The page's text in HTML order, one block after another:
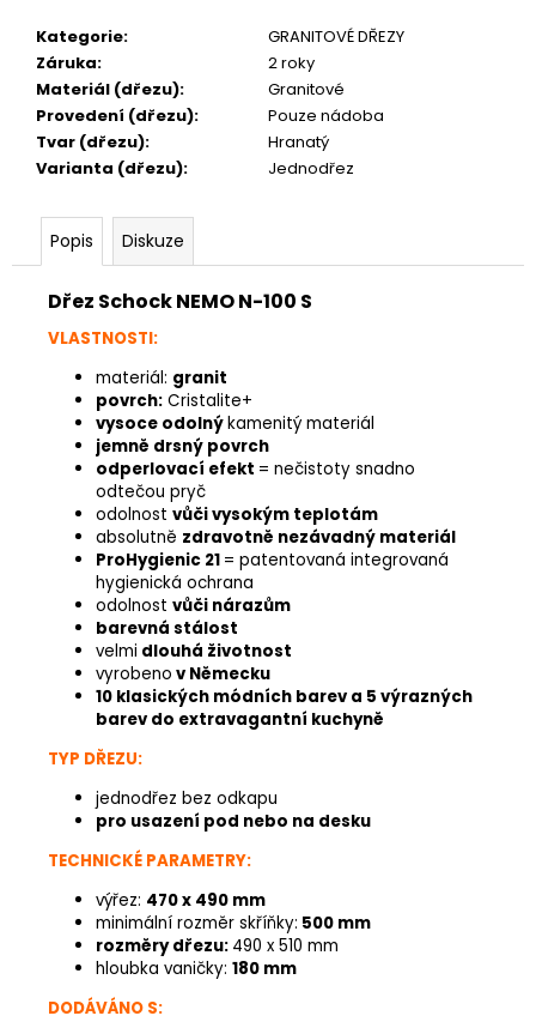
Kategorie:
GRANITOVÉ DŘEZY
Záruka:
2 roky
Materiál (dřezu):
Granitové
Provedení (dřezu):
Pouze nádoba
Tvar (dřezu):
Hranatý
Varianta (dřezu): Jednodřez
Popis Diskuze
Dřez Schock NEMO N-100 S
VLASTNOSTI:
materiál: granit
povrch: Cristalite+
vysoce odolnýkamenitý materiál
jemně drsný povrch
odperlovací efekt = nečistoty snadno
odtečou pryč
odolnost vůči vysokým teplotám
absolutně zdravotně nezávadný materiál
ProHygienic 21 = patentovaná integrovaná
hygienická ochrana
odolnost vůči nárazům
barevná stálost
velmi dlouhá životnost
vyrobeno v Německu
10 klasických módních barev a 5 výrazných
barev do extravagantní kuchyně
TYP DŘEZU:
jednodřez bez odkapu
pro usazení pod nebo na desku
TECHNICKÉ PARAMETRY:
výřez: 470 x 490 mm
minimální rozměr skříňky: 500 mm
rozměry dřezu: 490 x 510 mm
hloubka vaničky: 180 mm
DODÁVÁNO S: